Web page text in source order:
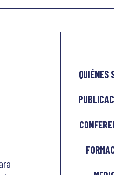
QUIÉNES